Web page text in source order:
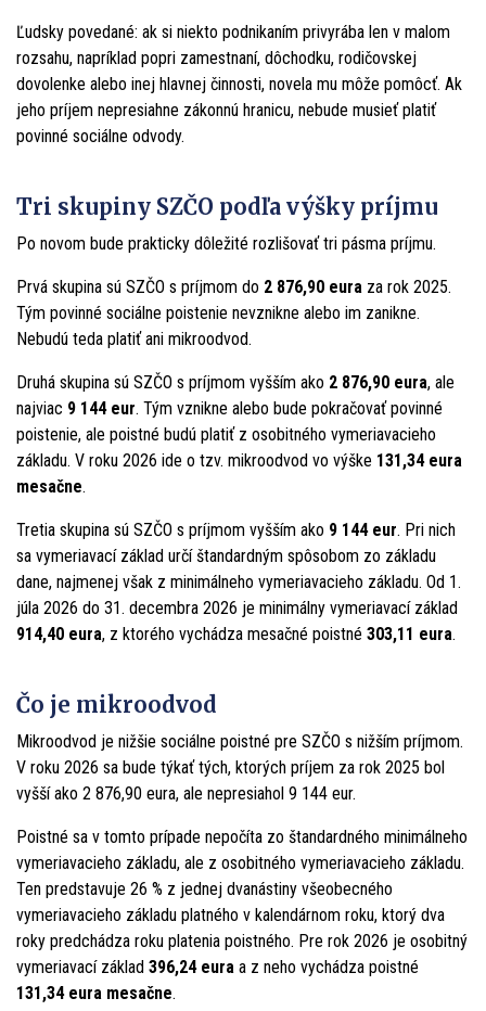
Ľudsky povedané: ak si niekto podnikaním privyrába len v malom
rozsahu, napríklad popri zamestnaní, dôchodku, rodičovskej
dovolenke alebo inej hlavnej činnosti, novela mu môže pomôcť. Ak
jeho príjem nepresiahne zákonnú hranicu, nebude musieť platiť
povinné sociálne odvody.
Tri skupiny SZČO podľa výšky príjmu
Po novom bude prakticky dôležité rozlišovať tri pásma príjmu.
Prvá skupina sú SZČO s príjmom do 2 876,90 eura za rok 2025.
Tým povinné sociálne poistenie nevznikne alebo im zanikne.
Nebudú teda platiť ani mikroodvod.
Druhá skupina sú SZČO s príjmom vyšším ako 2 876,90 eura, ale
najviac 9 144 eur. Tým vznikne alebo bude pokračovať povinné
poistenie, ale poistné budú platiť z osobitného vymeriavacieho
základu. V roku 2026 ide o tzv. mikroodvod vo výške 131,34 eura
mesačne.
Tretia skupina sú SZČO s príjmom vyšším ako 9 144 eur. Pri nich
sa vymeriavací základ určí štandardným spôsobom zo základu
dane, najmenej však z minimálneho vymeriavacieho základu. Od 1.
júla 2026 do 31. decembra 2026 je minimálny vymeriavací základ
914,40 eura, z ktorého vychádza mesačné poistné 303,11 eura.
Čo je mikroodvod
Mikroodvod je nižšie sociálne poistné pre SZČO s nižším príjmom.
V roku 2026 sa bude týkať tých, ktorých príjem za rok 2025 bol
vyšší ako 2 876,90 eura, ale nepresiahol 9 144 eur.
Poistné sa v tomto prípade nepočíta zo štandardného minimálneho
vymeriavacieho základu, ale z osobitného vymeriavacieho základu.
Ten predstavuje 26 % z jednej dvanástiny všeobecného
vymeriavacieho základu platného v kalendárnom roku, ktorý dva
roky predchádza roku platenia poistného. Pre rok 2026 je osobitný
vymeriavací základ 396,24 eura a z neho vychádza poistné
131,34 eura mesačne.